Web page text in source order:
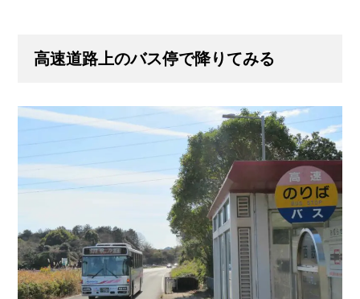
高速道路上のバス停で降りてみる